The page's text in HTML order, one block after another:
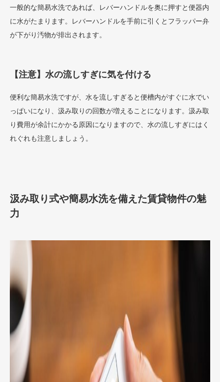
一般的な簡易水洗であれば、レバーハンドルを奥に押すと便器内
に水がたまります。レバーハンドルを手前に引くとフラッパー弁
が下がり汚物が排出されます。
【注意】水の流しすぎに気を付ける
便利な簡易水洗ですが、水を流しすぎると便槽内がすぐに水でい
っぱいになり、汲み取りの回数が増えることになります。汲み取
り費用が余計にかかる原因になりますので、水の流しすぎにはく
れぐれも注意しましょう。
汲み取り式や簡易水洗を備えた賃貸物件の魅
力